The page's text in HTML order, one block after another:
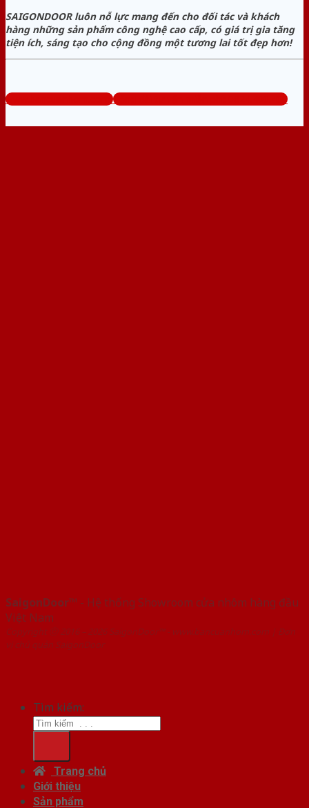
SAIGONDOOR luôn nỗ lực mang đến cho đối tác và khách
hàng những sản phẩm công nghệ cao cấp, có giá trị gia tăng
tiện ích, sáng tạo cho cộng đồng một tương lai tốt đẹp hơn!
www.bancuanhom.com Tổng đài tư vấn miễn phí: 0824.400.400
SaigonDoor™ - Hệ thống Showroom cửa nhôm hàng đầu
Việt Nam
Copyright ⓒ 2016 – 2026 SaigonDoor™ - www.bancuanhom.com | Đơn
vị chủ quản SaigonDoor
Tìm kiếm:
Trang chủ
Giới thiệu
Sản phẩm